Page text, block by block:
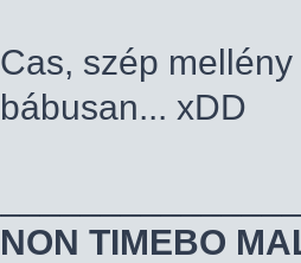
Cas, szép mellény
bábusan... xDD
NON TIMEBO